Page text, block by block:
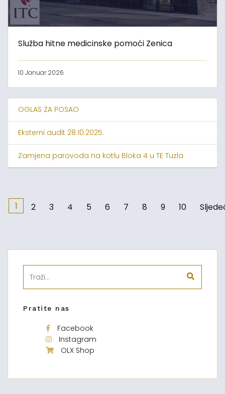
Služba hitne medicinske pomoći Zenica
10 Januar 2026
OGLAS ZA POSAO
Eksterni audit 28.10.2025.
Zamjena parovoda na kotlu Bloka 4 u TE Tuzla
1 2 3 4 5 6 7 8 9 10
Pratite nas
Facebook
Instagram
OLX Shop